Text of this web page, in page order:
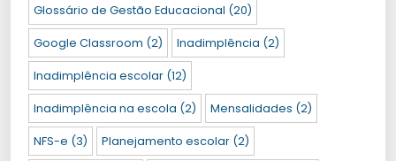
Glossário de Gestão Educacional (20)
Google Classroom (2) Inadimplência (2)
Inadimplência escolar (12)
Inadimplência na escola (2) Mensalidades (2)
NFS-e (3) Planejamento escolar (2)